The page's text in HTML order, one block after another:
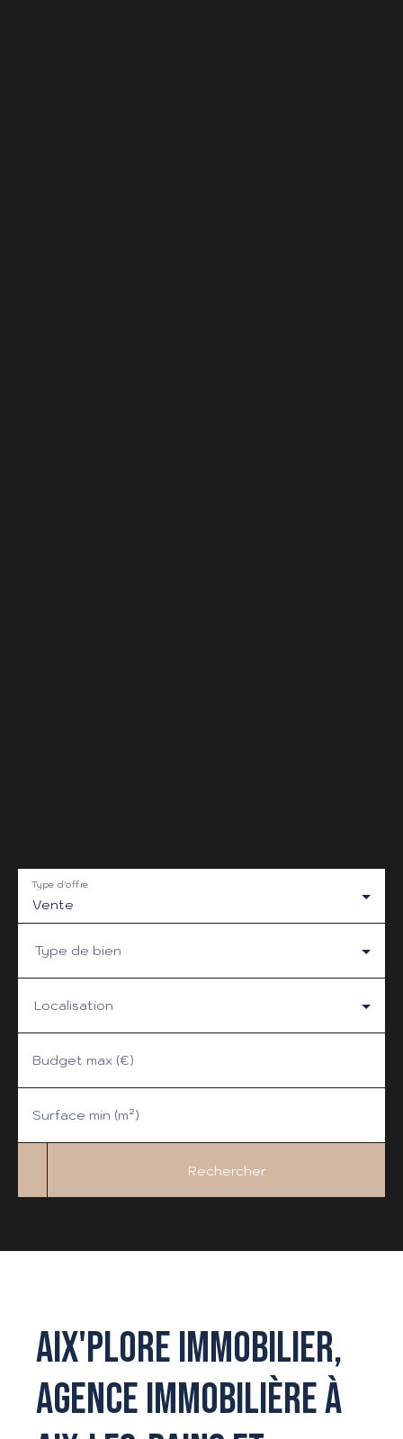
Vente
Type d'offre
Type de bien
Localisation
Budget max (€)
Surface min (m²)
Rechercher
AIX'PLORE IMMOBILIER,
AGENCE IMMOBILIÈRE À